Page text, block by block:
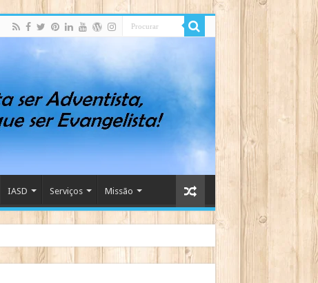
IASD Serviços Missão